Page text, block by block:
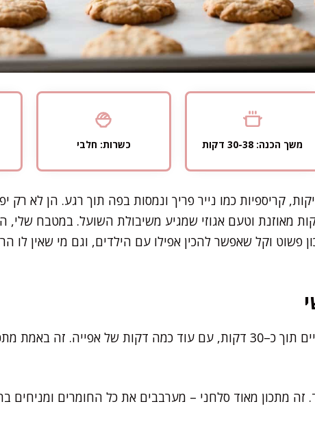
משך הכנה: 30-38 דקות כשרות: חלבי
קריספיות כמו נייר פריך ונמסות בפה תוך רגע. הן לא רק
מאוזנת וטעם אגוזי שמגיע משיבולת השועל. במטבח שלי,
פשוט וקל שאפשר להכין אפילו עם הילדים, וגם מי שאין לו
את כל תהליך ההכנה אפשר לסיים תוך כ–30 דקות, עם עוד כמה דקות של אפייה.
מתכון מאוד סלחני – מערבבים את כל החומרים ומניחים